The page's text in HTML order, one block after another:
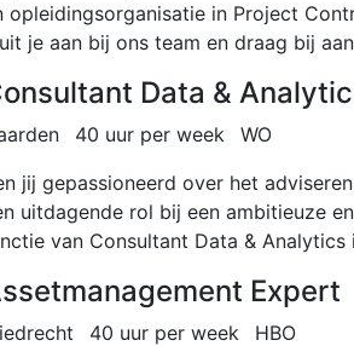
opleidingsorganisatie in Project
je aan bij ons team en draag bij
Data &
40 uur per week
WO
jij gepassioneerd over het
uitdagende rol bij een ambitieuze
van Consultant Data & Analytics
Expert
40 uur per week
HBO